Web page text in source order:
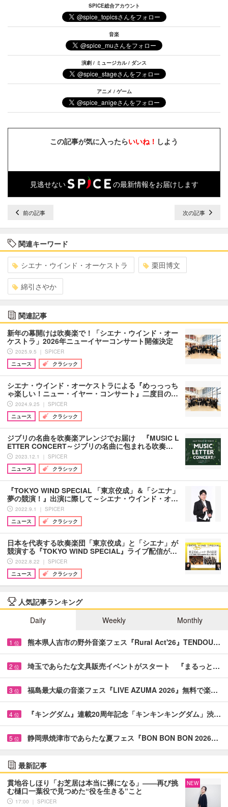
SPICE総合アカウント
音楽
演劇 / ミュージカル / ダンス
アニメ / ゲーム
この記事が気に入ったらいいね！ しよう
見逃せない の最新情報をお届けします
前の記事 次の記事
関連キーワード
シエナ・ウインド・オーケストラ 栗田博文
綿引さやか
関連記事
新年の幕開けは吹奏楽で！「シエナ・ウインド・オー
ケストラ」2026年ニューイヤーコンサート開催決定
2025.9.5 ｜ SPICER
ニュース
クラシック
シエナ・ウインド・オーケストラによる『めっっっち
ゃ楽しい！ニュー・イヤー・コンサート』二度目の…
2024.9.25 ｜ SPICER
ニュース
クラシック
ジブリの名曲を吹奏楽アレンジでお届け 『MUSIC L
ETTER CONCERT～ジブリの名曲に包まれる吹奏…
2023.12.1 ｜ SPICER
ニュース
クラシック
『TOKYO WIND SPECIAL 「東京佼成」＆「シエナ」
夢の競演！』出演に際して～シエナ・ウインド・オ…
2022.9.1 ｜ SPICER
ニュース
クラシック
日本を代表する吹奏楽団「東京佼成」と「シエナ」が
競演する『TOKYO WIND SPECIAL』ライブ配信が…
2022.8.22 ｜ SPICER
ニュース
クラシック
人気記事ランキング
Daily
Weekly Monthly
1 位 熊本県人吉市の野外音楽フェス『Rural Act'26』TENDOU…
2 位 埼玉であらたな文具販売イベントがスタート 『まるっと…
3 位 福島最大級の音楽フェス『LIVE AZUMA 2026』無料で楽…
4 位 『キングダム』連載20周年記念「キンキンキングダム」渋…
5 位 静岡県焼津市であらたな夏フェス『BON BON BON 2026…
最新記事
貫地谷しほり「お芝居は本当に裸になる」――再び挑
む樋口一葉役で見つめた“役を生きる”こと
17:00 ｜ SPICER
NEW